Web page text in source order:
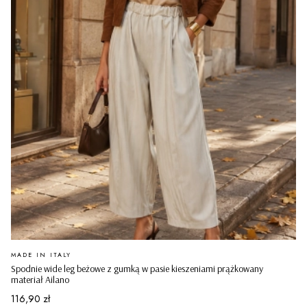
Spodnie wide leg beżowe z gumką w pasie kieszeniami prążkowany
materiał Ailano
PRODUCENT
MADE IN ITALY
Cena
116,90 zł